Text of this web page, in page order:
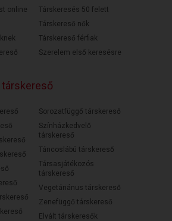
online
Társkeresés 50 felett
Társkereső nők
Társkereső férfiak
Szerelem első keresésre
Sorozatfüggő társkereső
Színházkedvelő
társkereső
Táncoslábú társkereső
Társasjátékozós
társkereső
Vegetáriánus társkereső
Zenefüggő társkereső
Elvált társkeresők